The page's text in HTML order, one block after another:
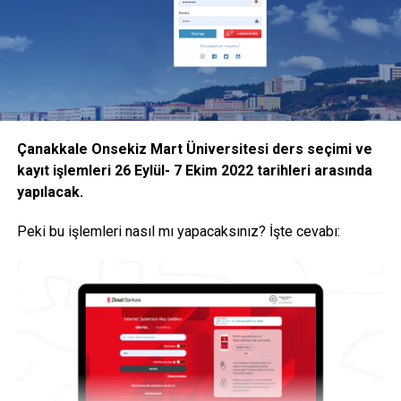
İşte YÖK Başkanı Özvar’ın açıkladığı
kararlar
YÖK Başkanı Erol Özvar’ın açıklamalarına göre alınan
kararlar şu şekilde:
“Halihazırda uygulanmakta olan uzaktan öğretim ile birlikte
isteyen öğrencilere devam şartı aranmaksızın sınıflarda
yüz yüze eğitim verilebilmesine,
öğretim ile hem de yüz yüze verilebilmesine ilişkin
kararları ilgili kurullarında alarak gerekli düzenlemeleri
Yürürlükte olan “Yükseköğretim Kurumlarında Uzaktan
Öğretime İlişkin Usul ve Esaslar”ın 6 ncı maddesinde yer
Çanakkale Onsekiz Mart Üniversitesi ders seçimi ve
kayıt işlemleri 26 Eylül- 7 Ekim 2022 tarihleri arasında
yapılacak.
Peki bu işlemleri nasıl mı yapacaksınız? İşte cevabı: